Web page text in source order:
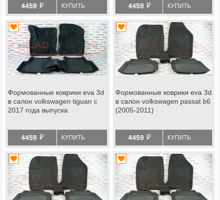
4459 й КУПИТЬ 4459 й КУПИТЬ
Формованные коврики eva 3d
в салон volkswagen tiguan с
2017 года выпуска
4459 й КУПИТЬ
Формованные коврики eva 3d
в салон volkswagen passat b6
(2005-2011)
4459 й КУПИТЬ